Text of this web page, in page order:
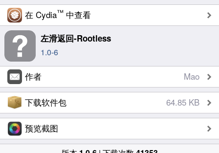
在 Cydia™ 中查看
左滑返回-Rootless
1.0-6
作者 Mao
下载软件包 64.85 KB
预览截图